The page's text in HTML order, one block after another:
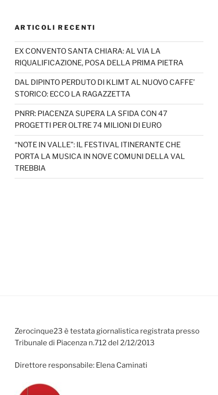
ARTICOLI RECENTI
EX CONVENTO SANTA CHIARA: AL VIA LA
RIQUALIFICAZIONE, POSA DELLA PRIMA PIETRA
DAL DIPINTO PERDUTO DI KLIMT AL NUOVO CAFFE’
STORICO: ECCO LA RAGAZZETTA
PNRR: PIACENZA SUPERA LA SFIDA CON 47
PROGETTI PER OLTRE 74 MILIONI DI EURO
“NOTE IN VALLE”: IL FESTIVAL ITINERANTE CHE
PORTA LA MUSICA IN NOVE COMUNI DELLA VAL
TREBBIA
Zerocinque23 è testata giornalistica registrata presso
Tribunale di Piacenza n.712 del 2/12/2013
Direttore responsabile: Elena Caminati